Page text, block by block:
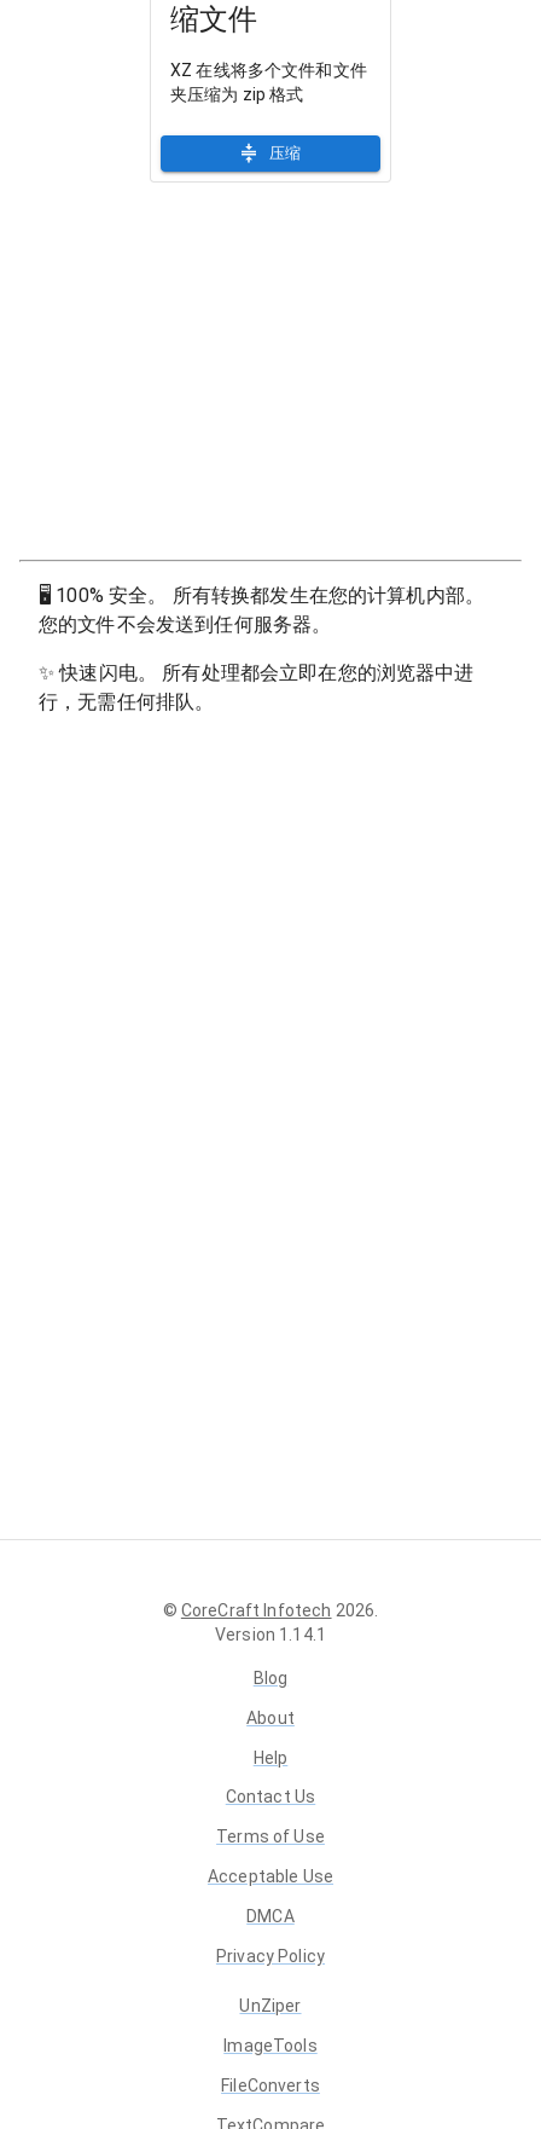
缩文件
XZ 在线将多个文件和文件
夹压缩为 zip 格式
压缩
🖥 100% 安全。 所有转换都发生在您的计算机内部。
您的文件不会发送到任何服务器。
✨快速闪电。 所有处理都会立即在您的浏览器中进
行，无需任何排队。
© CoreCraft Infotech 2026
Version 1.14.1
Blog
About
Help
Contact Us
Terms of Use
Acceptable Use
DMCA
Privacy Policy
UnZiper
ImageTools
FileConverts
TextCompare